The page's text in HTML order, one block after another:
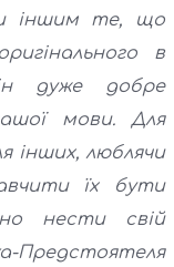
іншим те, що
в
дуже добре
мови. Для
інших, люблячи
їх бути
нести свій
Предстоятеля